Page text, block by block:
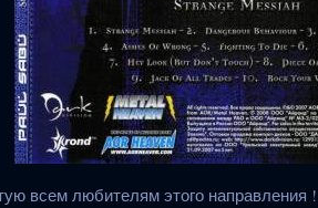
всем любителям этого направления !